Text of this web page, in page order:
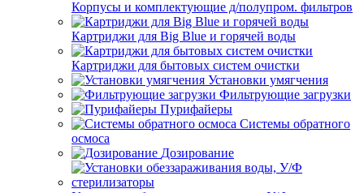
Корпусы и комплектующие д/полупром. фильтров
Картриджи для Big Blue и горячей воды
Картриджи для бытовых систем очистки
Установки умягчения
Фильтрующие загрузки
Пурифайеры
Системы обратного
осмоса
Дозирование